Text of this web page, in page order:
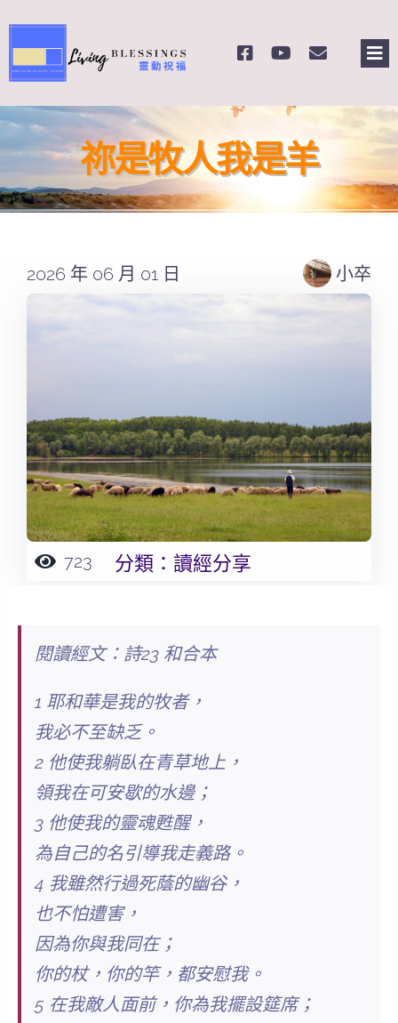
to
content
關於我們
奉獻支持
課程報名
Search
祢是牧人我是羊
2026 年 06 月 01 日 小卒
723 分類：讀經分享
閱讀經文：詩23 和合本
1 耶和華是我的牧者，
我必不至缺乏。
2 他使我躺臥在青草地上，
領我在可安歇的水邊；
3 他使我的靈魂甦醒，
為自己的名引導我走義路。
4 我雖然行過死蔭的幽谷，
也不怕遭害，
因為你與我同在；
你的杖，你的竿，都安慰我。
5 在我敵人面前，你為我擺設筵席；